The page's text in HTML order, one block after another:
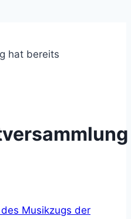
hat bereits
Musikzugs der